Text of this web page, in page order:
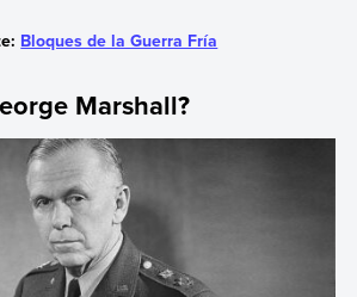
Bloques de la Guerra Fría
Marshall?